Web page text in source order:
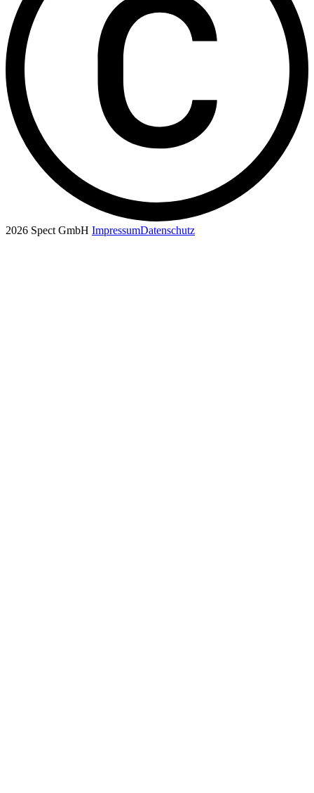
2026 Spect GmbH ImpressumDatenschutz